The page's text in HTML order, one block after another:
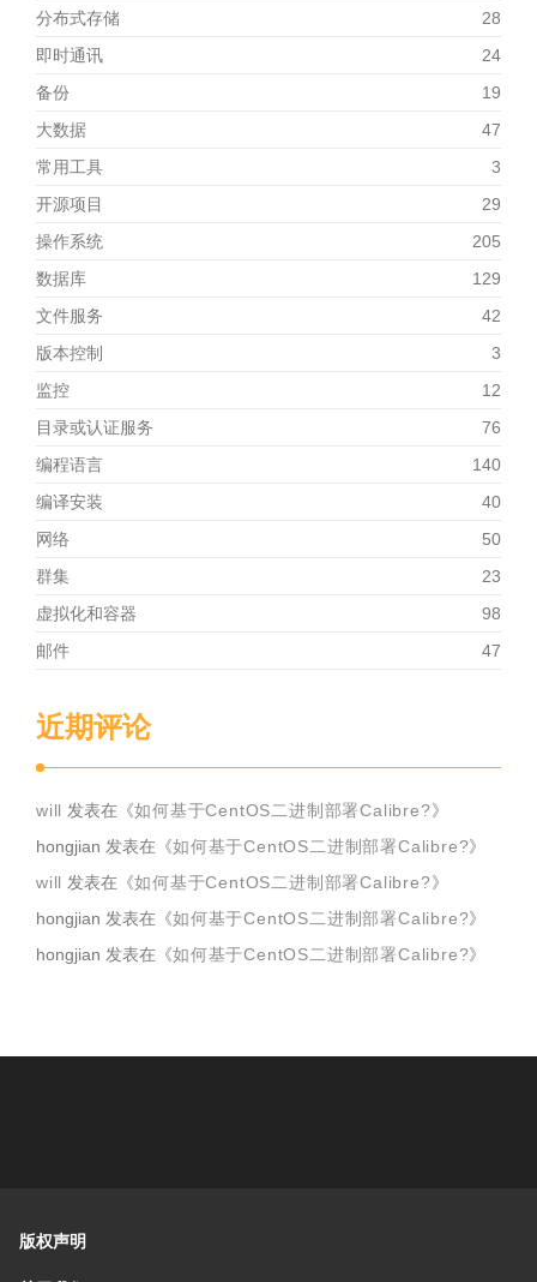
分布式存储
28
即时通讯
24
备份
19
大数据
47
常用工具
3
开源项目
29
操作系统
205
数据库
129
文件服务
42
版本控制
3
监控
12
目录或认证服务
76
编程语言
140
编译安装
40
网络
50
群集
23
虚拟化和容器
98
邮件
47
近期评论
will 发表在《如何基于CentOS二进制部署Calibre?》
hongjian 发表在《如何基于CentOS二进制部署Calibre?》
will 发表在《如何基于CentOS二进制部署Calibre?》
hongjian 发表在《如何基于CentOS二进制部署Calibre?》
hongjian 发表在《如何基于CentOS二进制部署Calibre?》
版权声明